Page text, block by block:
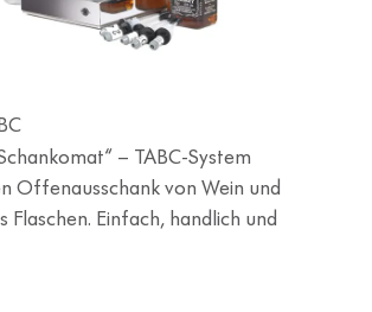
– TABC-System
Offenausschank von Wein und
Flaschen. Einfach, handlich und